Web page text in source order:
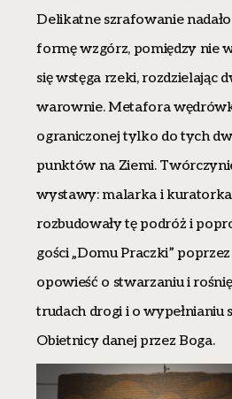
Delikatne szrafowanie
formę wzgórz, pomiędzy nie
się wstęga rzeki, rozdzielając
warownie. Metafora
ograniczonej tylko do tych
punktów na Ziemi.
wystawy: malarka i
rozbudowały tę podróż i
gości „Domu Praczki” poprzez
opowieść o stwarzaniu i
trudach drogi i o wypełnianiu
Obietnicy danej przez Boga.